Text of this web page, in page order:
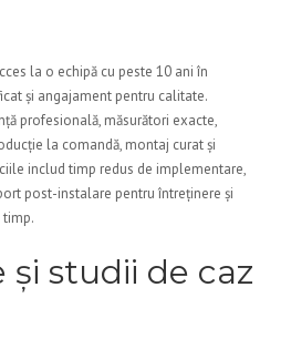
la o echipă cu peste 10 ani în
și angajament pentru calitate.
profesională, măsurători exacte,
la comandă, montaj curat și
includ timp redus de implementare,
post-instalare pentru întreținere și
și studii de caz